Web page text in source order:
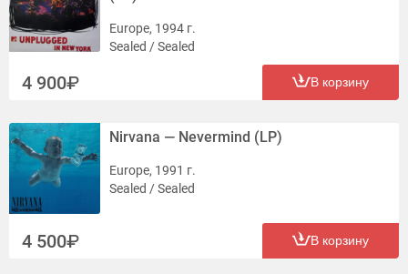
Europe, 1994 г.
Sealed / Sealed
4 900 В корзину
Nirvana — Nevermind (LP)
Europe, 1991 г.
Sealed / Sealed
4 500 В корзину